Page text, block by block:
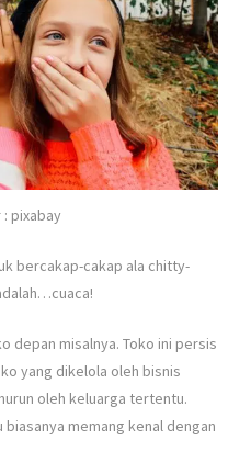
: pixabay
bercakap-cakap ala chitty-
depan misalnya. Toko ini persis
yang dikelola oleh bisnis
oleh keluarga tertentu.
memang kenal dengan